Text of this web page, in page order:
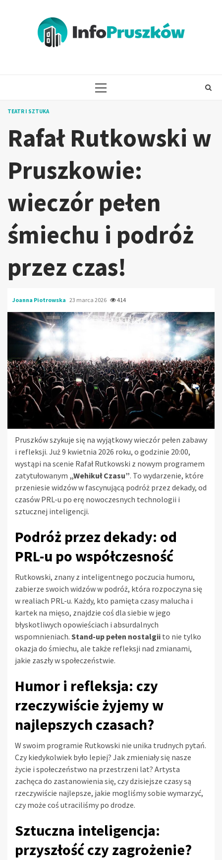
PRIMARY
TEATR I SZTUKA
Rafał Rutkowski w
Pruszkowie:
wieczór pełen
śmiechu i podróż
przez czas!
Joanna Piotrowska 23 marca 2026 414
Pruszków szykuje się na wyjątkowy wieczór pełen zabawy
i refleksji. Już 9 kwietnia 2026 roku, o godzinie 20:00,
wystąpi na scenie Rafał Rutkowski z nowym programem
zatytułowanym „Wehikuł Czasu”. To wydarzenie, które
przeniesie widzów w fascynującą podróż przez dekady, od
czasów PRL-u po erę nowoczesnych technologii i
sztucznej inteligencji.
Podróż przez dekady: od
PRL-u po współczesność
Rutkowski, znany z inteligentnego poczucia humoru,
zabierze swoich widzów w podróż, która rozpoczyna się
w realiach PRL-u. Każdy, kto pamięta czasy malucha i
kartek na mięso, znajdzie coś dla siebie w jego
błyskotliwych opowieściach i absurdalnych
wspomnieniach. Stand-up pełen nostalgii to nie tylko
okazja do śmiechu, ale także refleksji nad zmianami,
jakie zaszły w społeczeństwie.
Humor i refleksja: czy
rzeczywiście żyjemy w
najlepszych czasach?
W swoim programie Rutkowski nie unika trudnych pytań.
Czy kiedykolwiek było lepiej? Jak zmieniały się nasze
życie i społeczeństwo na przestrzeni lat? Artysta
zachęca do zastanowienia się, czy dzisiejsze czasy są
rzeczywiście najlepsze, jakie mogliśmy sobie wymarzyć,
czy może coś utraciliśmy po drodze.
Sztuczna inteligencja:
przyszłość czy zagrożenie?